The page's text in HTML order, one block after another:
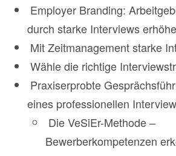
Employer Branding:
durch starke Interviews
Mit Zeitmanagement starke
Wähle die richtige
Praxiserprobte
eines professionellen
Die VeSiEr-Methode –
Bewerberkompetenzen